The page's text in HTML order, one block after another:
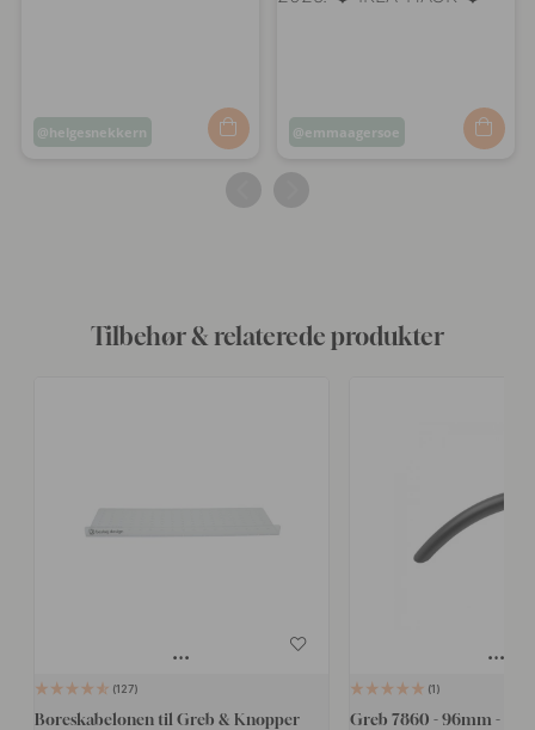
Opslag
helgesnekkern
Opslag
emmaagersoe
Tilbehør & relaterede produkter
127
Boreskabelonen til Greb & Knopper
1
Greb 7860 - 96mm - Sort